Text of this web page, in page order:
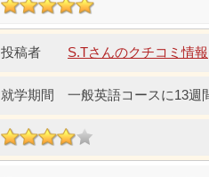
S.Tさんのクチコミ情報
一般英語コースに13週